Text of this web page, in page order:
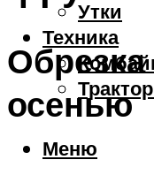
Утки
Техника
Меню
осенью